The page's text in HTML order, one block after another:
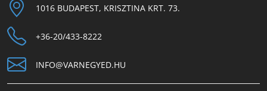
1016 BUDAPEST, KRISZTINA KRT. 73.
+36-20/433-8222
INFO@VARNEGYED.HU